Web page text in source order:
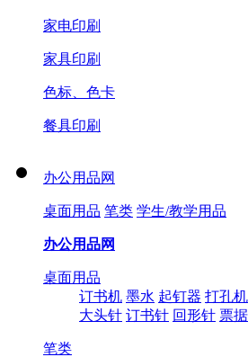
家电印刷
家具印刷
色标、色卡
餐具印刷
办公用品网
桌面用品 笔类 学生/教学用品
办公用品网
桌面用品
订书机 墨水 起钉器 打孔机
大头针 订书针 回形针 票
笔类